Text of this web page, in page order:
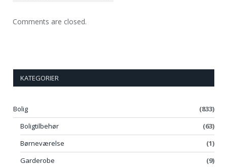
Comments are closed.
KATEGORIER
Bolig
(833)
Boligtilbehør
(63)
Børneværelse
(1)
Garderobe
(9)